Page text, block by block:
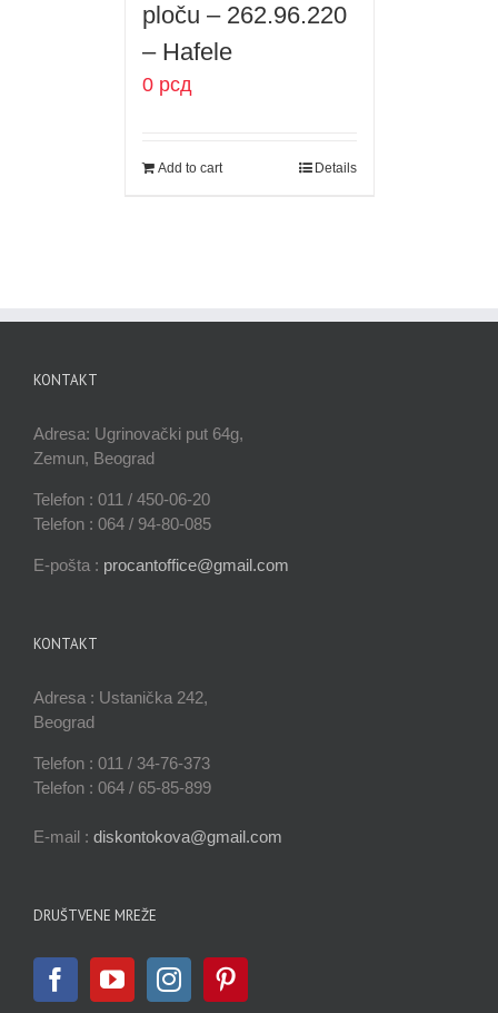
ploču – 262.96.220
– Hafele
0 рсд
Add to cart Details
KONTAKT
Adresa: Ugrinovački put 64g,
Zemun, Beograd
Telefon : 011 / 450-06-20
Telefon : 064 / 94-80-085
E-pošta : procantoffice@gmail.com
KONTAKT
Adresa : Ustanička 242,
Beograd
Telefon : 011 / 34-76-373
Telefon : 064 / 65-85-899
E-mail : diskontokova@gmail.com
DRUŠTVENE MREŽE